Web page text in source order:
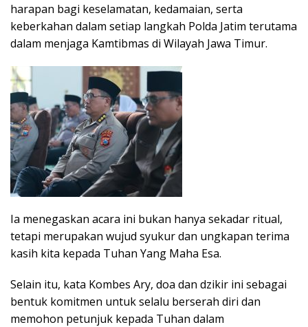
harapan bagi keselamatan, kedamaian, serta
keberkahan dalam setiap langkah Polda Jatim terutama
dalam menjaga Kamtibmas di Wilayah Jawa Timur.
Ia menegaskan acara ini bukan hanya sekadar ritual,
tetapi merupakan wujud syukur dan ungkapan terima
kasih kita kepada Tuhan Yang Maha Esa.
Selain itu, kata Kombes Ary, doa dan dzikir ini sebagai
bentuk komitmen untuk selalu berserah diri dan
memohon petunjuk kepada Tuhan dalam